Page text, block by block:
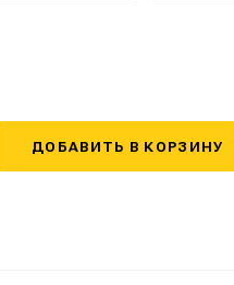
ДОБАВИТЬ В КОРЗИНУ